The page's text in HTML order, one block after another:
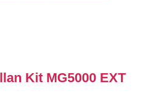
Kit MG5000 EXT